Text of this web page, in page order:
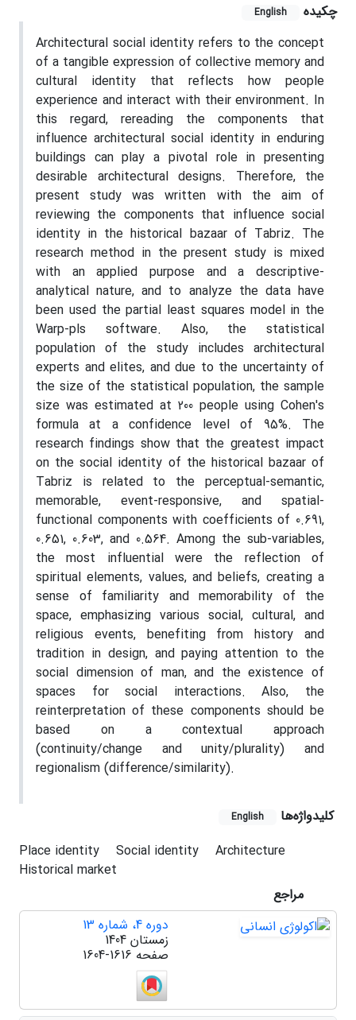
چکیده
English
Architectural social identity refers to the concept
of a tangible expression of collective memory and
cultural identity that reflects how people
experience and interact with their environment. In
this regard, rereading the components that
influence architectural social identity in enduring
buildings can play a pivotal role in presenting
desirable architectural designs. Therefore, the
present study was written with the aim of
reviewing the components that influence social
identity in the historical bazaar of Tabriz. The
research method in the present study is mixed
with an applied purpose and a descriptive-
analytical nature, and to analyze the data have
been used the partial least squares model in the
Warp-pls software. Also, the statistical
population of the study includes architectural
experts and elites, and due to the uncertainty of
the size of the statistical population, the sample
size was estimated at 200 people using Cohen's
formula at a confidence level of 95%. The
research findings show that the greatest impact
on the social identity of the historical bazaar of
Tabriz is related to the perceptual-semantic,
memorable, event-responsive, and spatial-
functional components with coefficients of 0.691,
0.651, 0.603, and 0.564. Among the sub-variables,
the most influential were the reflection of
spiritual elements, values, and beliefs, creating a
sense of familiarity and memorability of the
space, emphasizing various social, cultural, and
religious events, benefiting from history and
tradition in design, and paying attention to the
social dimension of man, and the existence of
spaces for social interactions. Also, the
reinterpretation of these components should be
based on a contextual approach
(continuity/change and unity/plurality) and
regionalism (difference/similarity).
کلیدواژه‌ها English
Place identity Social identity
Architecture
Historical market
مراجع
دوره 4، شماره 13
زمستان 1404
صفحه 1604-1616